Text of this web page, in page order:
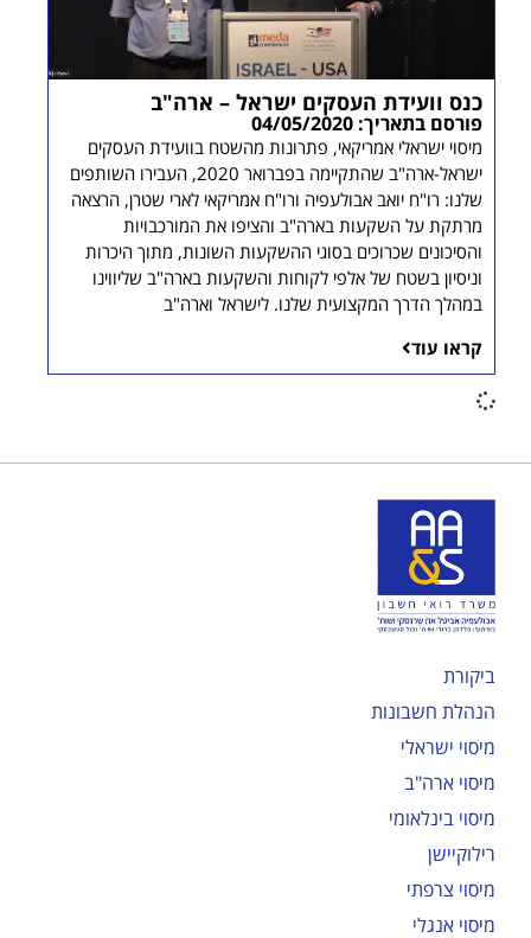
כנס וועידת העסקים ישראל – ארה"ב
פורסם בתאריך: 04/05/2020
מיסוי ישראלי אמריקאי, פתרונות מהשטח בוועידת העסקים
ישראל-ארה"ב שהתקיימה בפברואר 2020, העבירו השותפים
שלנו: רו"ח יואב אבולעפיה ורו"ח אמריקאי לארי שטרן, הרצאה
מרתקת על השקעות בארה"ב והציפו את המורכבויות
והסיכונים שכרוכים בסוגי ההשקעות השונות, מתוך היכרות
וניסיון בשטח של אלפי לקוחות והשקעות בארה"ב שליווינו
במהלך הדרך המקצועית שלנו. לישראל וארה"ב
קראו עוד
ביקורת
הנהלת חשבונות
מיסוי ישראלי
מיסוי ארה"ב
מיסוי בינלאומי
רילוקיישן
מיסוי צרפתי
מיסוי אנגלי